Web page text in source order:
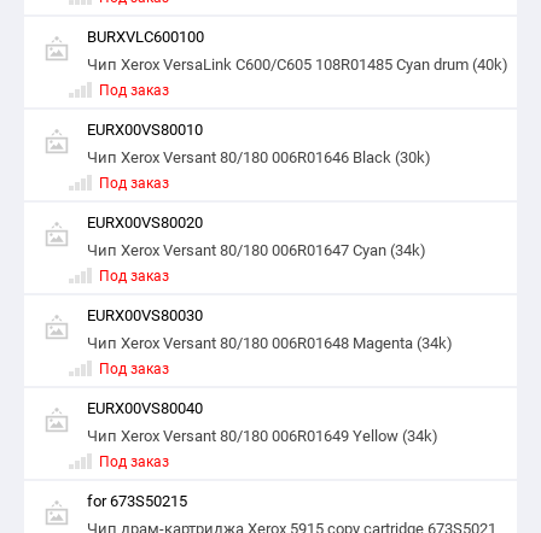
BURXVLC600100
Чип Xerox VersaLink C600/C605 108R01485 Cyan drum (40k)
Под заказ
EURX00VS80010
Чип Xerox Versant 80/180 006R01646 Black (30k)
Под заказ
EURX00VS80020
Чип Xerox Versant 80/180 006R01647 Cyan (34k)
Под заказ
EURX00VS80030
Чип Xerox Versant 80/180 006R01648 Magenta (34k)
Под заказ
EURX00VS80040
Чип Xerox Versant 80/180 006R01649 Yellow (34k)
Под заказ
for 673S50215
Чип драм-картриджа Xerox 5915 copy cartridge 673S5021